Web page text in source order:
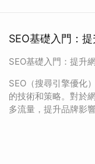
SEO基礎入門：
SEO基礎入門：提升
SEO（搜尋引擎優化
的技術和策略。對於
多流量，提升品牌影